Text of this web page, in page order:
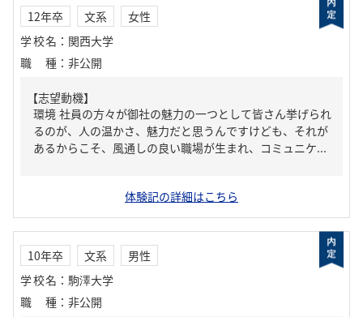
12年卒 文系
女性
学校名 ： 関西大学
職種 ： 非公開
【志望動機】
環境 社員の方々が御社の魅力の一つとして皆さん挙げられ
るのが、人の温かさ、魅力だと思うんですけども、それが
あるからこそ、風通しの良い職場が生まれ、コミュニケ...
体験記の詳細はこちら
10年卒 文系
男性
学校名 ： 駒澤大学
職種 ： 非公開